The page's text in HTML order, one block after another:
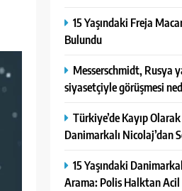
15 Yaşındaki Freja
Bulundu
Messerschmidt, Rusya
siyasetçiyle görüşmesi
Türkiye’de Kayıp
Danimarkalı Nicolaj’dan
15 Yaşındaki
Arama: Polis Halktan